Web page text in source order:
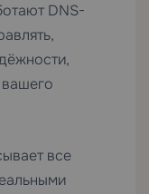
DNS-
все